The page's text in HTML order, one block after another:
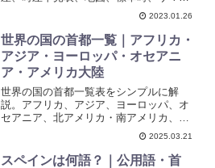
タイム期間などを紹介しています。2023.01.26
世界の国の首都一覧｜アフリカ・
アジア・ヨーロッパ・オセアニ
ア・アメリカ大陸
世界の国の首都一覧表をシンプルに解
説。アフリカ、アジア、ヨーロッパ、オ
セアニア、北アメリカ・南アメリカ、南
極大陸、その他の地域の主要都市をひと
2025.03.21
スペインは何語？｜公用語・首